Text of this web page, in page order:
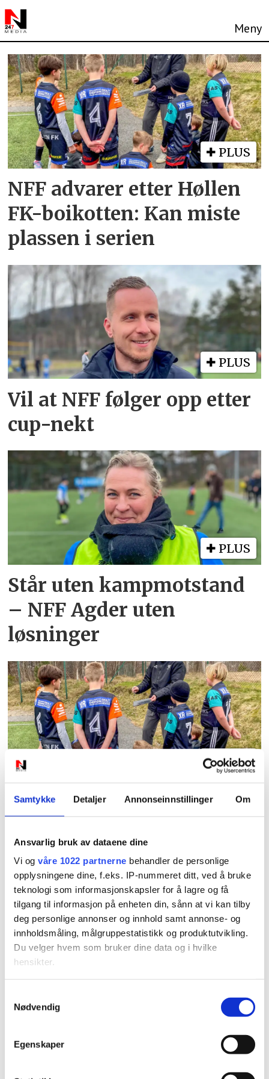
Samtykke Detaljer Annonseinnstillinger Om
Ansvarlig bruk av dataene dine
Vi og våre 1022 partnerne behandler de personlige
opplysningene dine, f.eks. IP-nummeret ditt, ved å bruke
teknologi som informasjonskapsler for å lagre og få
tilgang til informasjon på enheten din, sånn at vi kan tilby
deg personlige annonser og innhold samt annonse- og
innholdsmåling, målgruppestatistikk og produktutvikling.
Du velger hvem som bruker dine data og i hvilke
hensikter.
Innhente informasjon om den geografiske
Identifisere enheten din ved å aktivt skanne den for
Nødvendig
Egenskaper
Tag:
barnefotball
PLUS
NFF advarer etter Høllen
FK-boikotten: Kan miste
plassen i serien
PLUS
Vil at NFF følger opp etter
cup-nekt
PLUS
Står uten kampmotstand
– NFF Agder uten
løsninger
PLUS
Søgne FK bedt om å ta
stilling i betent sak –
nådde Nytt på Nytt på
NRK
PLUS
Flere klubber boikotter
Høllen FK – slik stiller